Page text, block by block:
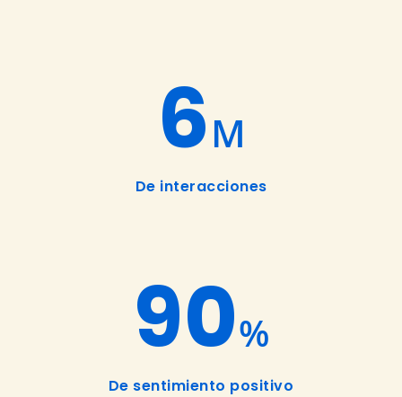
6M
De interacciones
90%
De sentimiento positivo